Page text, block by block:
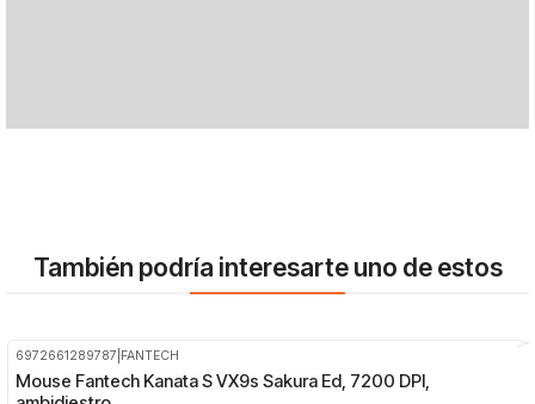
También podría interesarte uno de estos
6972661289787 FANTECH
Mouse Fantech Kanata S VX9s Sakura Ed, 7200 DPI,